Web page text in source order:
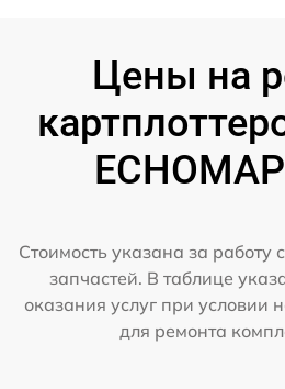
Цены на
Стоимость указана за работу
запчастей. В таблице
оказания услуг при условии
для ремонта